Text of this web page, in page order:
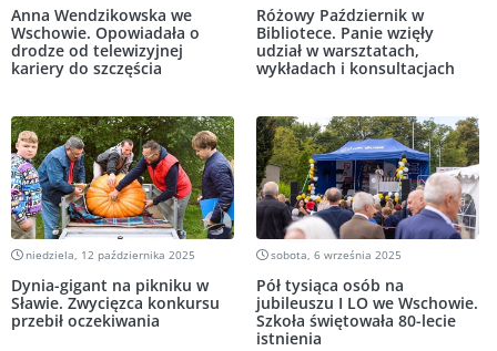
Anna Wendzikowska we
Wschowie. Opowiadała o
drodze od telewizyjnej
kariery do szczęścia
Różowy Październik w
Bibliotece. Panie wzięły
udział w warsztatach,
wykładach i konsultacjach
niedziela, 12 października 2025
Dynia-gigant na pikniku w
Sławie. Zwycięzca konkursu
przebił oczekiwania
sobota, 6 września 2025
Pół tysiąca osób na
jubileuszu I LO we Wschowie.
Szkoła świętowała 80-lecie
istnienia